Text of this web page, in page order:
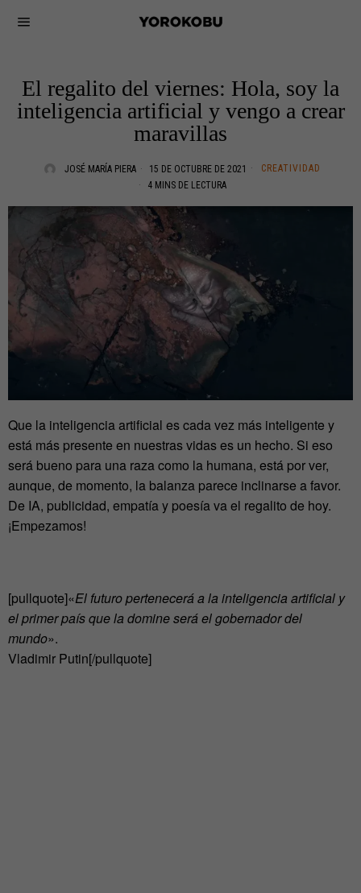
El regalito del viernes: Hola, soy la
inteligencia artificial y vengo a crear
maravillas
JOSÉ MARÍA PIERA 15 DE OCTUBRE DE 2021
CREATIVIDAD
4 MINS DE LECTURA
Que la inteligencia artificial es cada vez más inteligente y
está más presente en nuestras vidas es un hecho. Si eso
será bueno para una raza como la humana, está por ver,
aunque, de momento, la balanza parece inclinarse a favor.
De IA, publicidad, empatía y poesía va el regalito de hoy.
¡Empezamos!
[pullquote]«El futuro pertenecerá a la inteligencia artificial y
el primer país que la domine será el gobernador del
mundo».
Vladimir Putin[/pullquote]